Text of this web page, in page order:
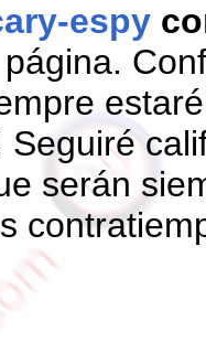
espy
Seguiré
serán